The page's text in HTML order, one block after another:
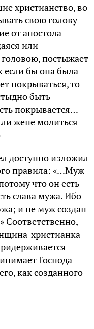
христианство, во
свою голову
от апостола
или
постыжает
если бы она была
покрываться, то
быть
покрывается…
жене молиться
доступно изложил
правила: «…Муж
что он есть
слава мужа. Ибо
и не муж создан
христианка
Господа
как созданного